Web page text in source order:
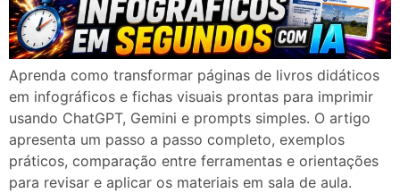
Aprenda como transformar páginas de livros didáticos
em infográficos e fichas visuais prontas para imprimir
usando ChatGPT, Gemini e prompts simples. O artigo
apresenta um passo a passo completo, exemplos
práticos, comparação entre ferramentas e orientações
para revisar e aplicar os materiais em sala de aula.